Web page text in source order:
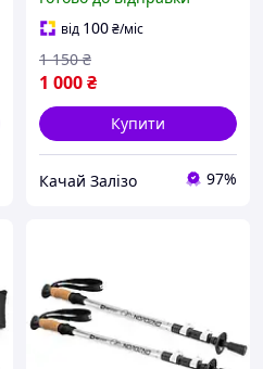
від 100₴/міс
1 000₴
1 150 ₴
Купити
Качай Залізо 97%